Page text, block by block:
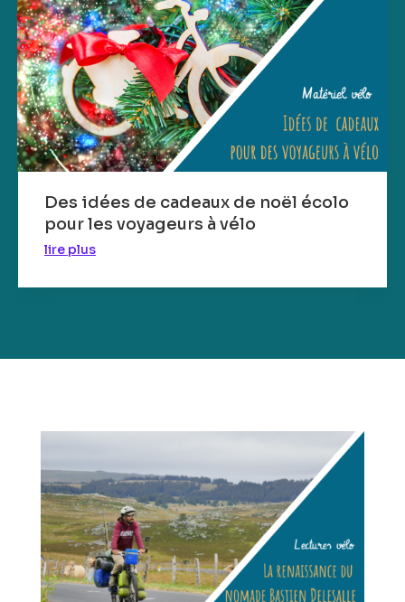
Des idées de cadeaux de noël écolo
pour les voyageurs à vélo
lire plus